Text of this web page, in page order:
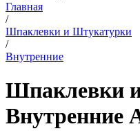
Главная
/
Шпаклевки и Штукатурки
/
Внутренние
Шпаклевки
Внутренние